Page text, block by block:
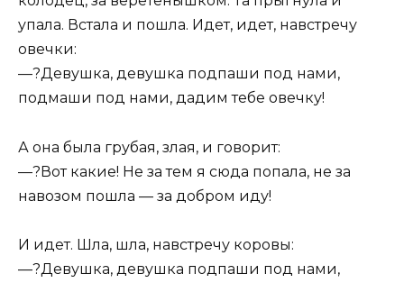
упала. Встала и пошла. Идет, идет, навстречу
овечки:
—?Девушка, девушка подпаши под нами,
подмаши под нами, дадим тебе овечку!
А она была грубая, злая, и говорит:
—?Вот какие! Не за тем я сюда попала, не за
навозом пошла — за добром иду!
И идет. Шла, шла, навстречу коровы:
—?Девушка, девушка подпаши под нами,